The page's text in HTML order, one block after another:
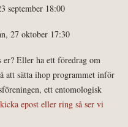
september 18:00
27 oktober 17:30
Eller ha ett föredrag om
att sätta ihop programmet inför
ett entomologisk
epost eller ring så ser vi